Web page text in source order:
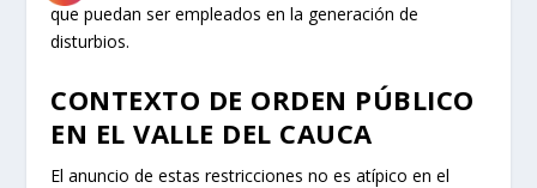
que puedan ser empleados en la generación de
disturbios.
CONTEXTO DE ORDEN PÚBLICO
EN EL VALLE DEL CAUCA
El anuncio de estas restricciones no es atípico en el